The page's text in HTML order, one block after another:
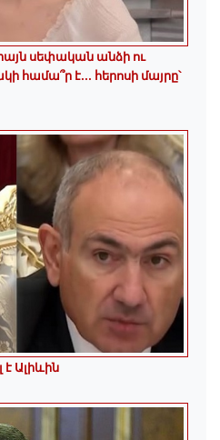
սեփական անձի ու
համա՞ր է․․․ հերոսի մայրը՝
Ալիևին